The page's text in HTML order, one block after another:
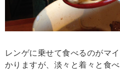
レンゲに乗せて食べるのがマ
かりますが、淡々と着々と食べ